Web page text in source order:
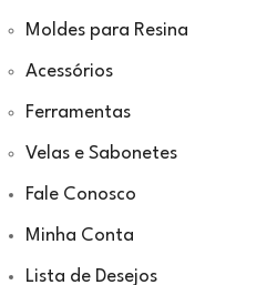
Moldes para Resina
Acessórios
Ferramentas
Velas e Sabonetes
Fale Conosco
Minha Conta
Lista de Desejos